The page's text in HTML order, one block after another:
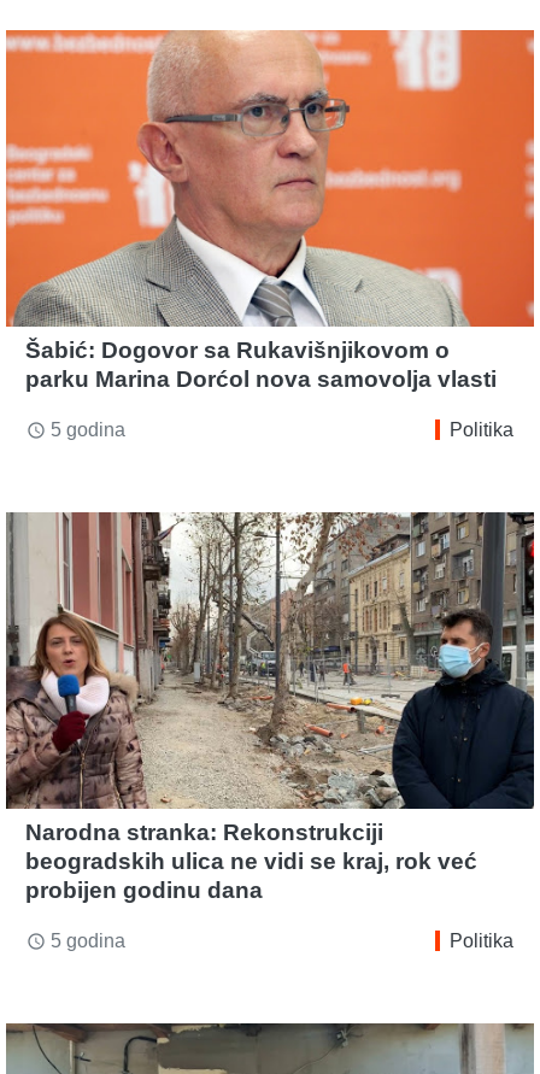
Šabić: Dogovor sa Rukavišnjikovom o
parku Marina Dorćol nova samovolja vlasti
access_time 5 godina Politika
Narodna stranka: Rekonstrukciji
beogradskih ulica ne vidi se kraj, rok već
probijen godinu dana
access_time 5 godina Politika